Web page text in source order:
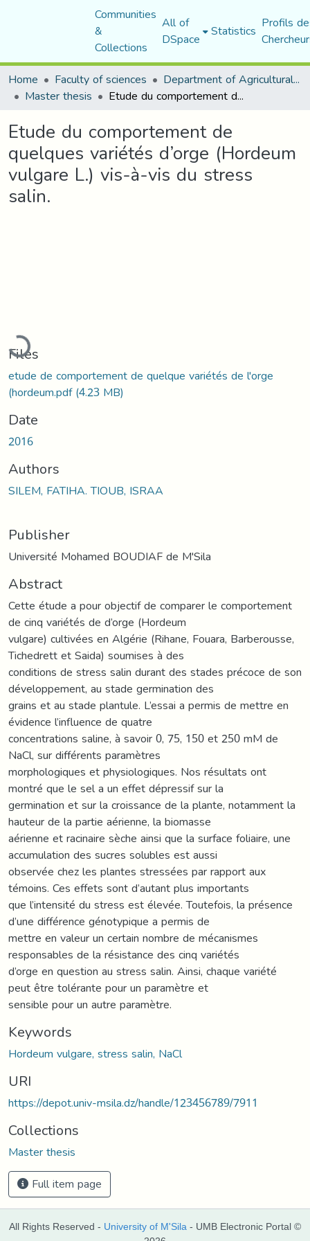
Communities
&
Collections
All of
DSpace Statistics Profils
Home
Faculty of sciences Department of Agricultural Sciences
Master thesis Etude du comportement de quelques variétés d’orge (Hordeum vulgare L.) vis-à-vis du stress salin.
Etude du comportement de
quelques variétés d’orge (Hordeum
vulgare L.) vis-à-vis du stress
salin.
Loading...
Files
etude de comportement de quelque variétés de l'orge
(hordeum.pdf(4.23 MB)
Date
2016
Authors
SILEM, FATIHA. TIOUB, ISRAA
Publisher
Université Mohamed BOUDIAF de M'Sila
Abstract
Cette étude a pour objectif de comparer le comportement
de cinq variétés de d’orge (Hordeum
vulgare) cultivées en Algérie (Rihane, Fouara, Barberousse,
Tichedrett et Saida) soumises à des
conditions de stress salin durant des stades précoce de son
développement, au stade germination des
grains et au stade plantule. L’essai a permis de mettre en
évidence l’influence de quatre
concentrations saline, à savoir 0, 75, 150 et 250 mM de
NaCl, sur différents paramètres
morphologiques et physiologiques. Nos résultats ont
montré que le sel a un effet dépressif sur la
germination et sur la croissance de la plante, notamment la
hauteur de la partie aérienne, la biomasse
aérienne et racinaire sèche ainsi que la surface foliaire, une
accumulation des sucres solubles est aussi
observée chez les plantes stressées par rapport aux
témoins. Ces effets sont d’autant plus importants
que l’intensité du stress est élevée. Toutefois, la présence
d’une différence génotypique a permis de
mettre en valeur un certain nombre de mécanismes
responsables de la résistance des cinq variétés
d’orge en question au stress salin. Ainsi, chaque variété
peut être tolérante pour un paramètre et
sensible pour un autre paramètre.
Keywords
Hordeum vulgare, stress salin, NaCl
URI
https://depot.univ-msila.dz/handle/123456789/7911
Collections
Master thesis
Full item page
All Rights Reserved - University of M'Sila - UMB Electronic Portal ©